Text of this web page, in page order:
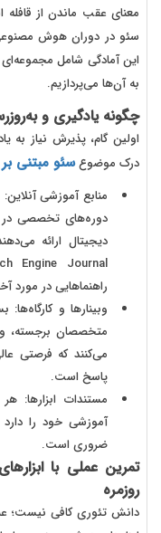
معنای عقب ماندن از
سئو در دوران هوش مصنوعی
این آمادگی شامل
به آن‌ها می‌پردازیم.
چگونه یادگیری و
اولین گام، پذیرش نیاز به
درک موضوعسئو مبتنی
دوره‌های تخصصی در
راهنماهایی در مورد
وبینارها و
متخصصان برجسته،
می‌کنند که فرصتی
پاسخ است.
مستندات ابزارها:
آموزشی خود را
ضروری است.
روزمره
دانش تئوری کافی نیست؛